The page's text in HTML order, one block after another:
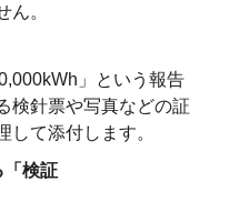
ん。
」という報告
検針票や写真などの証
して添付します。
「検証